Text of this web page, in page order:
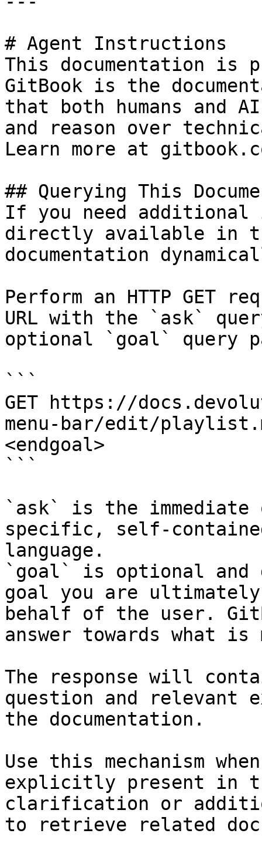
# Agent Instructions
This documentation is
GitBook is the
that both humans and
and reason over
Learn more at
## Querying This
If you need
directly available in
documentation
Perform an HTTP GET
URL with the `ask`
optional `goal` query
```
GET https://
menu-bar/edit/
<endgoal>
```
`ask` is the
specific, self-
language.
`goal` is optional and
goal you are
behalf of the user.
answer towards what
The response will
question and relevant
the documentation.
Use this mechanism
explicitly present in
clarification or